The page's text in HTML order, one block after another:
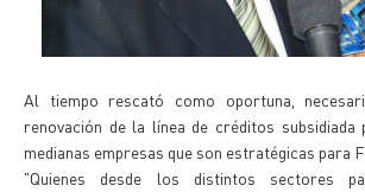
Al tiempo rescató como oportuna,
renovación de la línea de créditos subsidiada
medianas empresas que son estratégicas para
"Quienes desde los distintos sectores